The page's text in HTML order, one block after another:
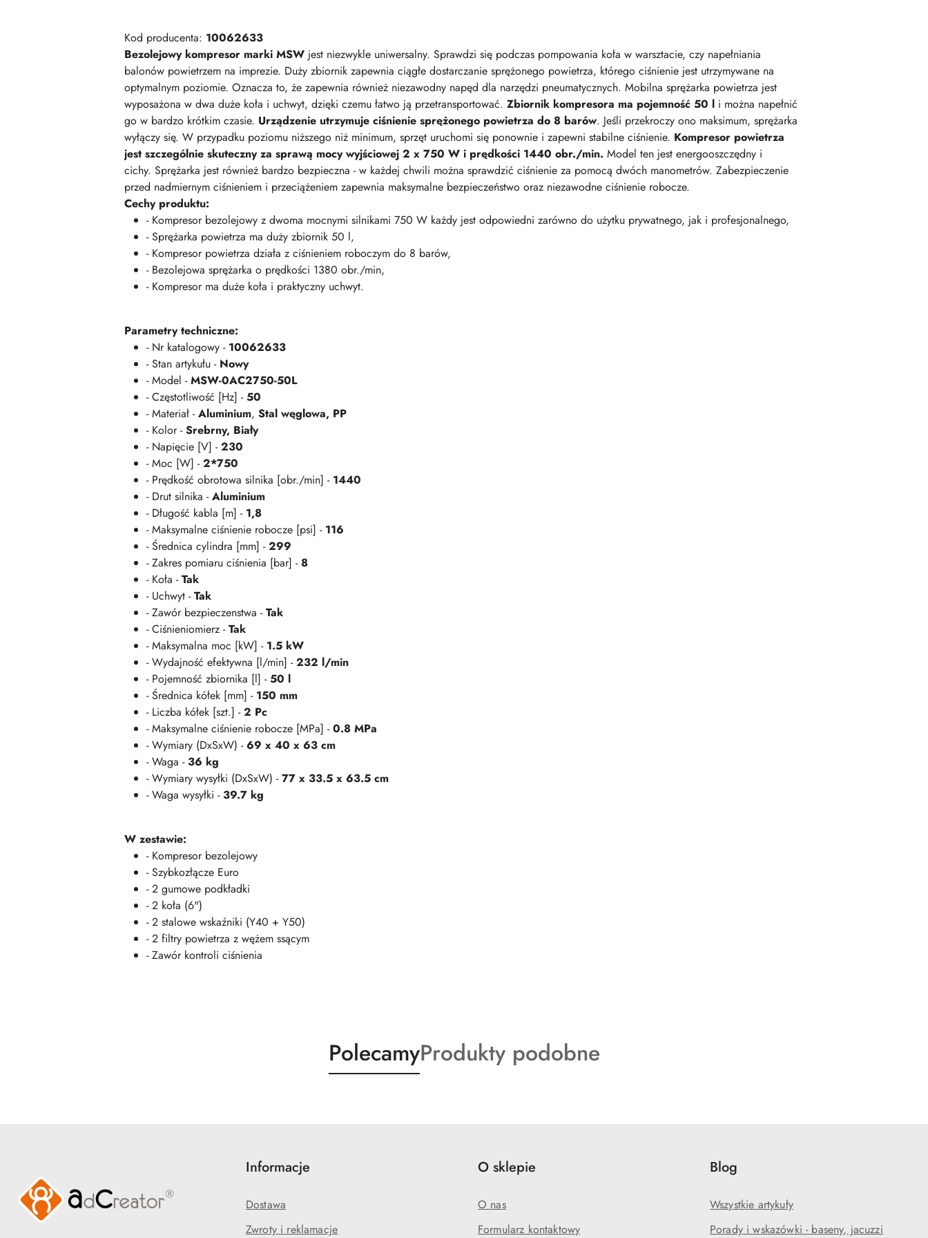
Kod producenta: 10062633
Bezolejowy kompresor marki MSW jest niezwykle uniwersalny. Sprawdzi się podczas pompowania koła w warsztacie, czy napełniania
balonów powietrzem na imprezie. Duży zbiornik zapewnia ciągłe dostarczanie sprężonego powietrza, którego ciśnienie jest utrzymywane na
optymalnym poziomie. Oznacza to, że zapewnia również niezawodny napęd dla narzędzi pneumatycznych. Mobilna sprężarka powietrza jest
wyposażona w dwa duże koła i uchwyt, dzięki czemu łatwo ją przetransportować. Zbiornik kompresora ma pojemność 50 l i można napełnić
go w bardzo krótkim czasie. Urządzenie utrzymuje ciśnienie sprężonego powietrza do 8 barów. Jeśli przekroczy ono maksimum, sprężarka
wyłączy się. W przypadku poziomu niższego niż minimum, sprzęt uruchomi się ponownie i zapewni stabilne ciśnienie. Kompresor powietrza
jest szczególnie skuteczny za sprawą mocy wyjściowej 2 x 750 W i prędkości 1440 obr./min. Model ten jest energooszczędny i
cichy. Sprężarka jest również bardzo bezpieczna - w każdej chwili można sprawdzić ciśnienie za pomocą dwóch manometrów. Zabezpieczenie
przed nadmiernym ciśnieniem i przeciążeniem zapewnia maksymalne bezpieczeństwo oraz niezawodne ciśnienie robocze.
Cechy produktu:
- Kompresor bezolejowy z dwoma mocnymi silnikami 750 W każdy jest odpowiedni zarówno do użytku prywatnego, jak i profesjonalnego,
- Sprężarka powietrza ma duży zbiornik 50 l,
- Kompresor powietrza działa z ciśnieniem roboczym do 8 barów,
- Bezolejowa sprężarka o prędkości 1380 obr./min,
- Kompresor ma duże koła i praktyczny uchwyt.
Parametry techniczne:
- Nr katalogowy - 10062633
- Stan artykułu - Nowy
- Model -MSW-0AC2750-50L
- Częstotliwość [Hz] -50
- Materiał -Aluminium, Stal węglowa, PP
- Kolor -Srebrny, Biały
- Napięcie [V] -230
- Moc [W] -2*750
- Prędkość obrotowa silnika [obr./min] - 1440
- Drut silnika -Aluminium
- Długość kabla [m] - 1,8
- Maksymalne ciśnienie robocze [psi] - 116
- Średnica cylindra [mm] -299
- Zakres pomiaru ciśnienia [bar] -8
- Koła -Tak
- Uchwyt -Tak
- Zawór bezpieczenstwa -Tak
- Ciśnieniomierz -Tak
- Maksymalna moc [kW] - 1.5 kW
- Wydajność efektywna [l/min] -232 l/min
- Pojemność zbiornika [l] -50 l
- Średnica kółek [mm] - 150 mm
- Liczba kółek [szt.] -2 Pc
- Maksymalne ciśnienie robocze [MPa] -0.8 MPa
- Wymiary (DxSxW) -69 x 40 x 63 cm
- Waga -36 kg
- Wymiary wysyłki (DxSxW) -77 x 33.5 x 63.5 cm
- Waga wysyłki -39.7 kg
W zestawie:
- Kompresor bezolejowy
- Szybkozłącze Euro
- 2 gumowe podkładki
- 2 koła (6")
- 2 stalowe wskaźniki (Y40 + Y50)
- 2 filtry powietrza z wężem ssącym
- Zawór kontroli ciśnienia
Produkty
o
PolecamyProdukty
o
Produkty podobne
Informacje
Dostawa
Zwroty i reklamacje
O sklepie
O nas
Formularz kontaktowy
Blog
Wszystkie artykuły
Porady i wskazówki - baseny, jacuzzi